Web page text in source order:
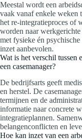
Meestal wordt een
vaak vanaf enkele
het re-integratieproces of
worden naar
met fysieke én
inzet aanbevolen.
Wat is het verschil tussen
een casemanager?
De bedrijfsarts geeft
en herstel. De
termijnen en de
informatie naar concrete
integratieplannen.
belangenconflicten en
Hoe kan inzet van een